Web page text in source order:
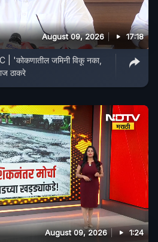
August 09, 2026 17:18
'कोकणातील जमिनी विकू नका,
ठाकरे
August 09, 2026 1:24